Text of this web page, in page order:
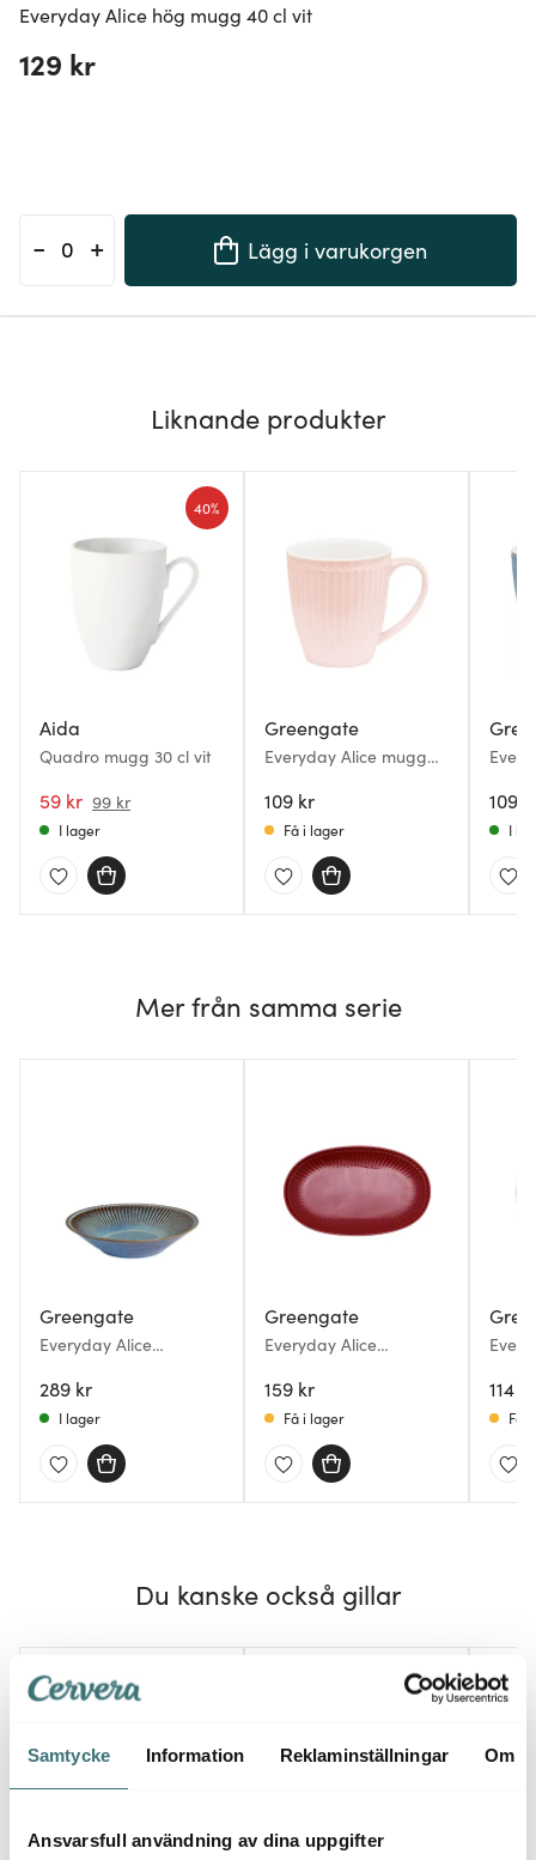
Samtycke Information Reklaminställningar Om
Ansvarsfull användning av dina uppgifter
Everyday Alice hög mugg 40 cl vit
129 kr
- + Lägg i varukorgen
Liknande produkter
Aida
Quadro mugg 30 cl vit
59 kr 99 kr
40%
I lager
Greengate
Everyday Alice mugg
109 kr
Få i lager
109
I
Mer från samma serie
Greengate
Everyday Alice
oyster blue
289 kr
I lager
Greengate
Everyday Alice
cm claret red
159 kr
Få i lager
114 kr
Få
Du kanske också gillar